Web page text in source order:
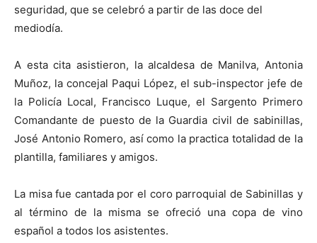
seguridad, que se celebró a partir de las doce del
mediodía.
A esta cita asistieron, la alcaldesa de Manilva, Antonia
Muñoz, la concejal Paqui López, el sub-inspector jefe de
la Policía Local, Francisco Luque, el Sargento Primero
Comandante de puesto de la Guardia civil de sabinillas,
José Antonio Romero, así como la practica totalidad de la
plantilla, familiares y amigos.
La misa fue cantada por el coro parroquial de Sabinillas y
al término de la misma se ofreció una copa de vino
español a todos los asistentes.